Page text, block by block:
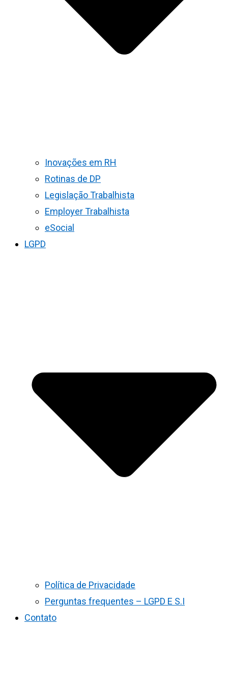
Inovações em RH
Rotinas de DP
Legislação Trabalhista
Employer Trabalhista
eSocial
LGPD
Política de Privacidade
Perguntas frequentes – LGPD E S.I
Contato